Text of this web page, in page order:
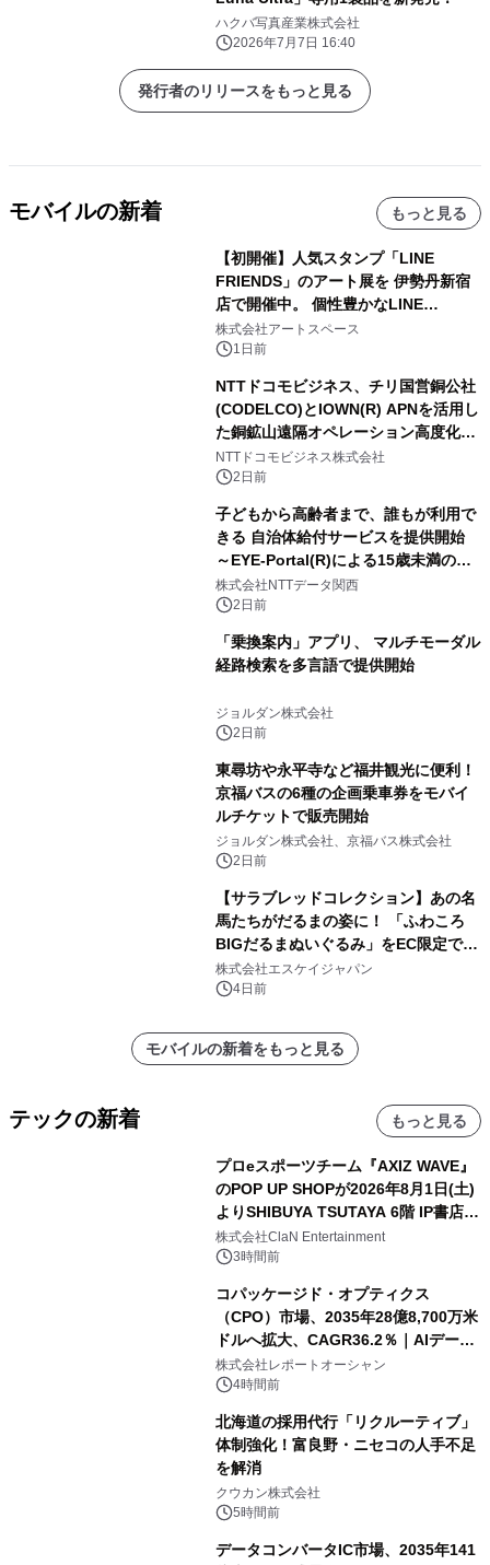
ハクバ写真産業株式会社
2026年7月7日 16:40
発行者のリリースをもっと見る
モバイルの新着 もっと見る
【初開催】人気スタンプ「LINE
FRIENDS」のアート展を 伊勢丹新宿
店で開催中。 個性豊かなLINE
FRIENDSの仲間たちが インテリアア
ートとして新たな魅力を発信。
株式会社アートスペース
1日前
NTTドコモビジネス、チリ国営銅公社
(CODELCO)とIOWN(R) APNを活用し
た銅鉱山遠隔オペレーション高度化に
向けた調査・実証を開始
NTTドコモビジネス株式会社
2日前
子どもから高齢者まで、誰もが利用で
きる 自治体給付サービスを提供開始
～EYE-Portal(R)による15歳未満の本
人認証と デジタルデバイド対策で実現
～
株式会社NTTデータ関西
2日前
「乗換案内」アプリ、 マルチモーダル
経路検索を多言語で提供開始
ジョルダン株式会社
2日前
東尋坊や永平寺など福井観光に便利！
京福バスの6種の企画乗車券をモバイ
ルチケットで販売開始
ジョルダン株式会社、京福バス株式会社
2日前
【サラブレッドコレクション】あの名
馬たちがだるまの姿に！ 「ふわころ
BIGだるまぬいぐるみ」をEC限定で受
注販売開始
株式会社エスケイジャパン
4日前
モバイルの新着をもっと見る
テックの新着 もっと見る
プロeスポーツチーム『AXIZ WAVE』
のPOP UP SHOPが2026年8月1日(土)
よりSHIBUYA TSUTAYA 6階 IP書店で
開催決定！！
株式会社ClaN Entertainment
3時間前
コパッケージド・オプティクス
（CPO）市場、2035年28億8,700万米
ドルへ拡大、CAGR36.2％｜AIデータ
センター・高速光通信需要が成長を加
速
株式会社レポートオーシャン
4時間前
北海道の採用代行「リクルーティブ」
体制強化！富良野・ニセコの人手不足
を解消
クウカン株式会社
5時間前
データコンバータIC市場、2035年141